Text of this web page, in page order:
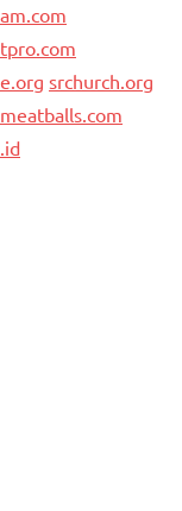
srchurch.org